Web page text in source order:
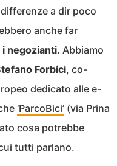
a dir poco
anche far
negozianti. Abbiamo
Forbici, co-
dedicato alle e-
‘ParcoBici’ (via Prina
cosa potrebbe
tutti parlano.